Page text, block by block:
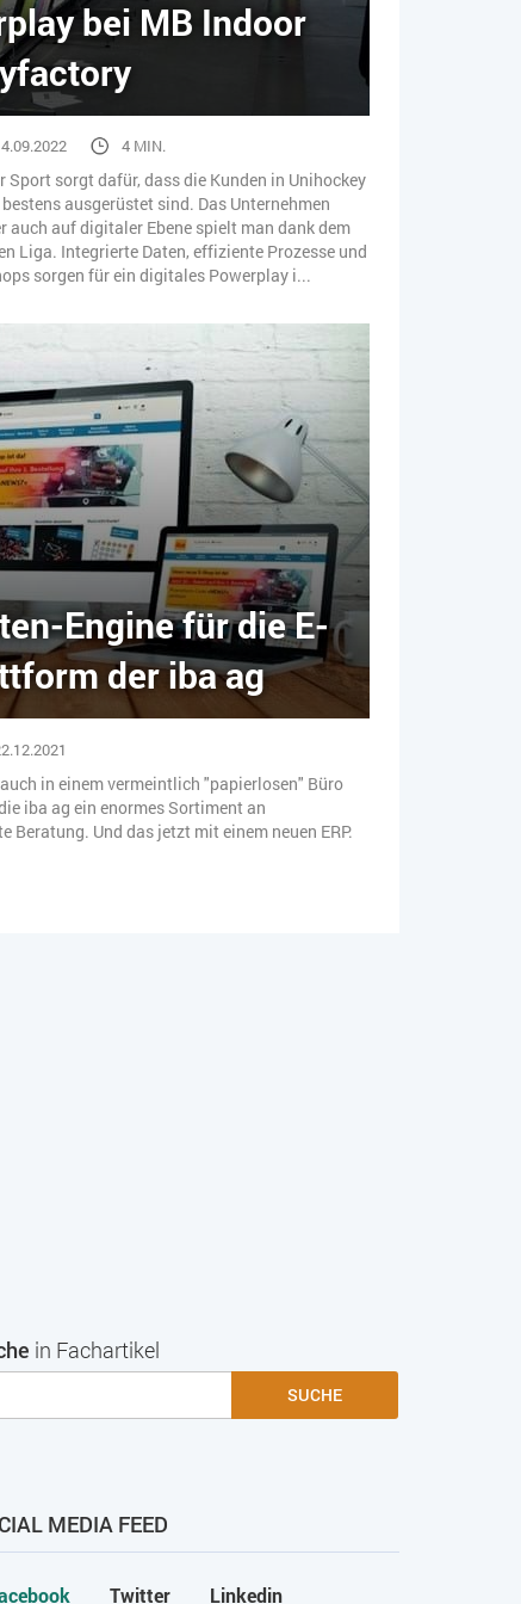
bei MB Indoor
4 MIN.
sorgt dafür, dass die Kunden in Unihockey
ausgerüstet sind. Das Unternehmen
auf digitaler Ebene spielt man dank dem
Liga. Integrierte Daten, effiziente Prozesse und
sorgen für ein digitales Powerplay i...
Engine für die E-
der iba ag
in einem vermeintlich "papierlosen" Büro
iba ag ein enormes Sortiment an
Und das jetzt mit einem neuen ERP.
in Fachartikel
SUCHE
MEDIA FEED
Twitter Linkedin